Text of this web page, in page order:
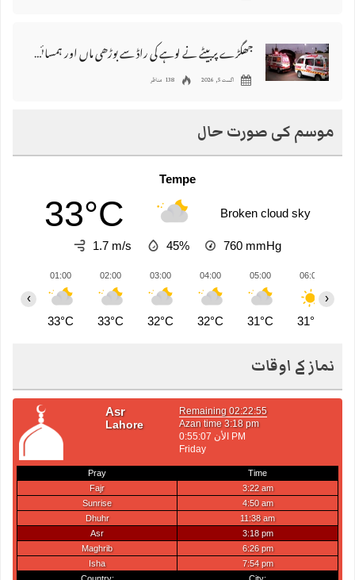
جھگڑے پر بیٹے نے لوہے کی راڈ سے بوڑھی ماں اور ہمسائی کو قتل کردیا
اگست 5, 2026 138 مناظر
موسم کی صورت حال
Tempe
33°C Broken cloud sky
1.7 m/s 45% 760 mmHg
01:00
33°C
02:00
33°C
03:00
32°C
04:00
32°C
05:00
31°C
06:00
31°C
‹ ›
نماز کے اوقات